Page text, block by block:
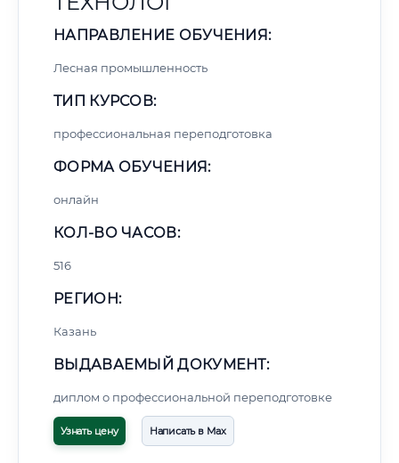
НАПРАВЛЕНИЕ ОБУЧЕНИЯ:
Лесная промышленность
ТИП КУРСОВ:
профессиональная переподготовка
ФОРМА ОБУЧЕНИЯ:
онлайн
КОЛ-ВО ЧАСОВ:
516
РЕГИОН:
Казань
ВЫДАВАЕМЫЙ ДОКУМЕНТ:
диплом о профессиональной переподготовке
Узнать цену Написать в Max